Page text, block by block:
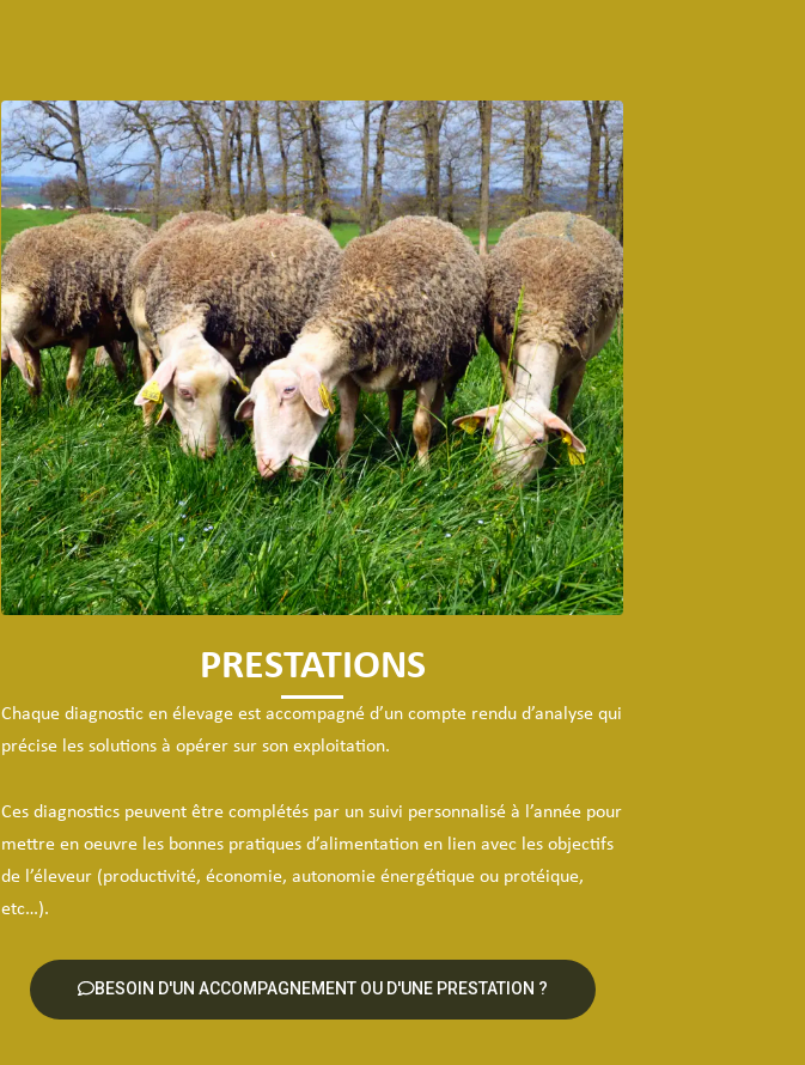
PRESTATIONS
Chaque diagnostic en élevage est accompagné d’un compte rendu d’analyse qui
précise les solutions à opérer sur son exploitation.
Ces diagnostics peuvent être complétés par un suivi personnalisé à l’année pour
mettre en oeuvre les bonnes pratiques d’alimentation en lien avec les objectifs
de l’éleveur (productivité, économie, autonomie énergétique ou protéique,
etc…).
BESOIN D'UN ACCOMPAGNEMENT OU D'UNE PRESTATION ?